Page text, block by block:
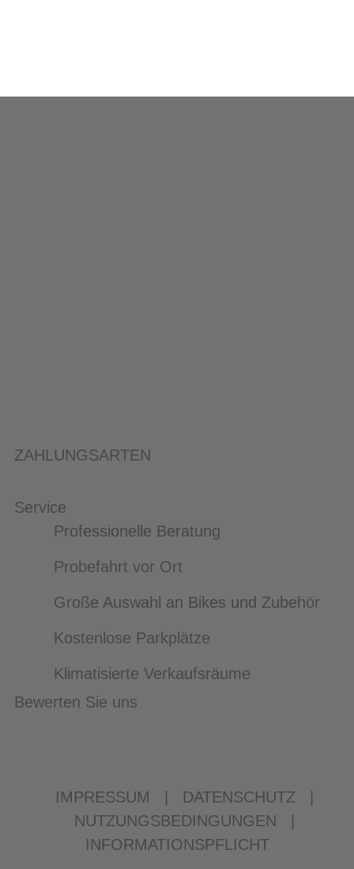
ZAHLUNGSARTEN
Service
Professionelle Beratung
Probefahrt vor Ort
Große Auswahl an Bikes und Zubehör
Kostenlose Parkplätze
Klimatisierte Verkaufsräume
Bewerten Sie uns
IMPRESSUM DATENSCHUTZ
NUTZUNGSBEDINGUNGEN
INFORMATIONSPFLICHT